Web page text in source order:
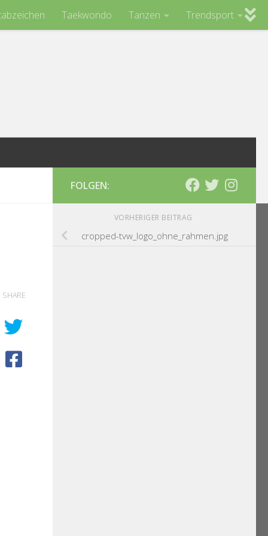
Taekwondo Tanzen Trendsport
SHARE
FOLGEN:
VORHERIGER BEITRAG
cropped-tvw_logo_ohne_rahmen.jpg